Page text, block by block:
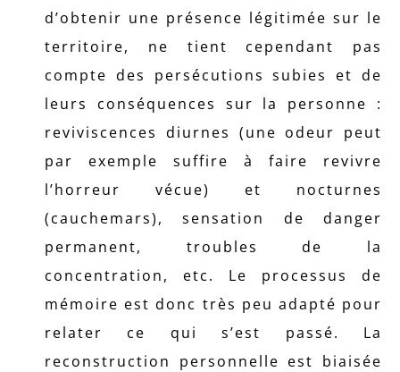
d’obtenir une présence légitimée sur le
territoire, ne tient cependant pas
compte des persécutions subies et de
leurs conséquences sur la personne :
reviviscences diurnes (une odeur peut
par exemple suffire à faire revivre
l’horreur vécue) et nocturnes
(cauchemars), sensation de danger
permanent, troubles de la
concentration, etc. Le processus de
mémoire est donc très peu adapté pour
relater ce qui s’est passé. La
reconstruction personnelle est biaisée